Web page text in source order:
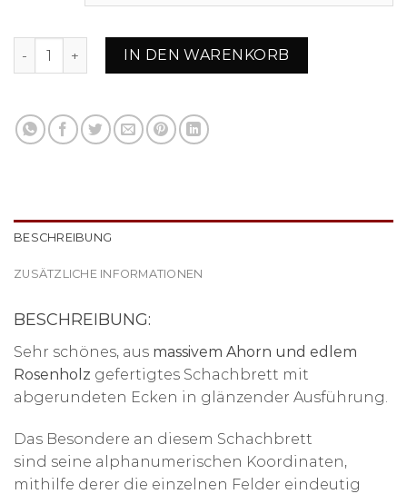
Schachbrett aus edlem Rosenholz und Ahorn mit
IN DEN WARENKORB
BESCHREIBUNG
ZUSÄTZLICHE INFORMATIONEN
BESCHREIBUNG:
Sehr schönes, aus massivem Ahorn und edlem
Rosenholz gefertigtes Schachbrett mit
abgerundeten Ecken in glänzender Ausführung.
Das Besondere an diesem Schachbrett
sind seine alphanumerischen Koordinaten,
mithilfe derer die einzelnen Felder eindeutig